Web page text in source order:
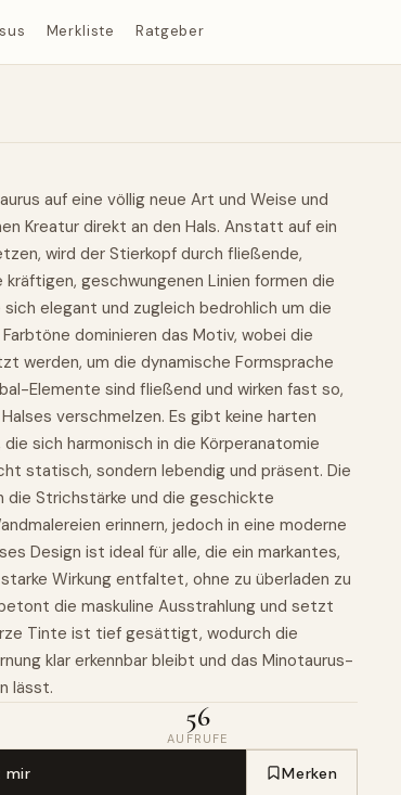
Merkliste Ratgeber
auf eine völlig neue Art und Weise und
Kreatur direkt an den Hals. Anstatt auf ein
wird der Stierkopf durch fließende,
geschwungenen Linien formen die
elegant und zugleich bedrohlich um die
dominieren das Motiv, wobei die
werden, um die dynamische Formsprache
Elemente sind fließend und wirken fast so,
verschmelzen. Es gibt keine harten
sich harmonisch in die Körperanatomie
statisch, sondern lebendig und präsent. Die
Strichstärke und die geschickte
erinnern, jedoch in eine moderne
Design ist ideal für alle, die ein markantes,
Wirkung entfaltet, ohne zu überladen zu
die maskuline Ausstrahlung und setzt
Tinte ist tief gesättigt, wodurch die
klar erkennbar bleibt und das Minotaurus-
lässt.
56
AUFRUFE
mir Merken